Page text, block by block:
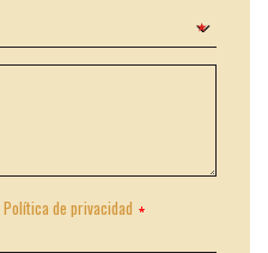
Política de privacidad